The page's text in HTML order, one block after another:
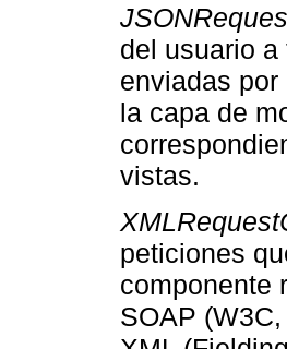
del usuario
enviadas
la capa de
vistas.
peticiones
componente
SOAP